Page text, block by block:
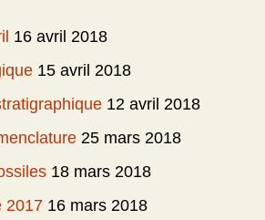
16 avril 2018
15 avril 2018
12 avril 2018
25 mars 2018
18 mars 2018
2017 16 mars 2018